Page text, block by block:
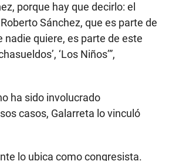
porque hay que decirlo: el
Sánchez, que es parte de
nadie quiere, es parte de este
‘Los Niños’”,
ha sido involucrado
casos, Galarreta lo vinculó
lo ubica como congresista.